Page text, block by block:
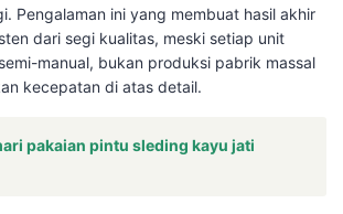
Pengalaman ini yang membuat hasil akhir
dari segi kualitas, meski setiap unit
manual, bukan produksi pabrik massal
kecepatan di atas detail.
pakaian pintu sleding kayu jati